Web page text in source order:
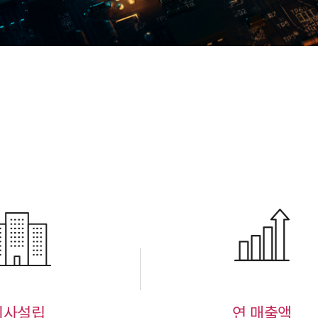
설립 연 매출액